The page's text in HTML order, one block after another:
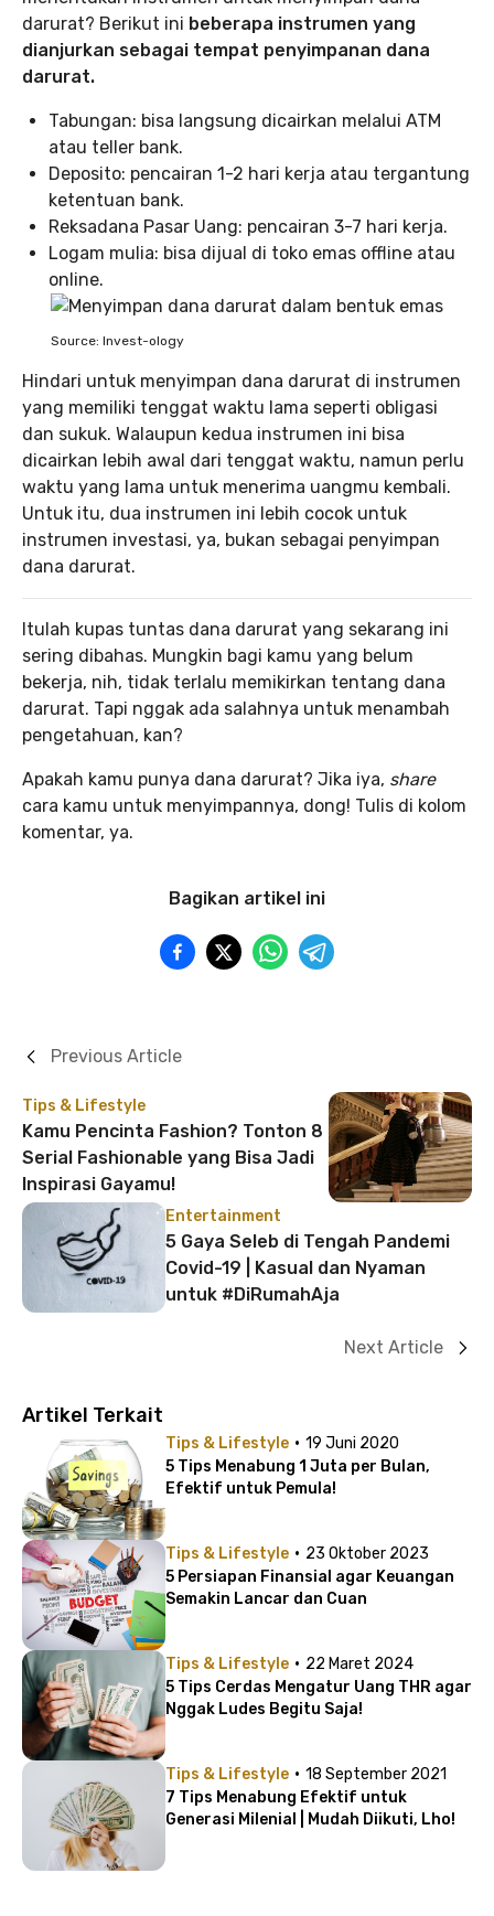
darurat? Berikut ini beberapa instrumen yang
dianjurkan sebagai tempat penyimpanan dana
darurat.
Tabungan: bisa langsung dicairkan melalui ATM
atau teller bank.
Deposito: pencairan 1-2 hari kerja atau tergantung
ketentuan bank.
Reksadana Pasar Uang: pencairan 3-7 hari kerja.
Logam mulia: bisa dijual di toko emas offline atau
online.
Source: Invest-ology
Hindari untuk menyimpan dana darurat di instrumen
yang memiliki tenggat waktu lama seperti obligasi
dan sukuk. Walaupun kedua instrumen ini bisa
dicairkan lebih awal dari tenggat waktu, namun perlu
waktu yang lama untuk menerima uangmu kembali.
Untuk itu, dua instrumen ini lebih cocok untuk
instrumen investasi, ya, bukan sebagai penyimpan
dana darurat.
Itulah kupas tuntas dana darurat yang sekarang ini
sering dibahas. Mungkin bagi kamu yang belum
bekerja, nih, tidak terlalu memikirkan tentang dana
darurat. Tapi nggak ada salahnya untuk menambah
pengetahuan, kan?
Apakah kamu punya dana darurat? Jika iya, share
cara kamu untuk menyimpannya, dong! Tulis di kolom
komentar, ya.
Bagikan artikel ini
Tips & Lifestyle
Kamu Pencinta Fashion? Tonton 8
Serial Fashionable yang Bisa Jadi
Inspirasi Gayamu!
Previous Article
Entertainment
5 Gaya Seleb di Tengah Pandemi
Covid-19 | Kasual dan Nyaman
untuk #DiRumahAja
Next Article
Artikel Terkait
Tips & Lifestyle · 19 Juni 2020
5 Tips Menabung 1 Juta per Bulan,
Efektif untuk Pemula!
Tips & Lifestyle · 23 Oktober 2023
5 Persiapan Finansial agar Keuangan
Semakin Lancar dan Cuan
Tips & Lifestyle · 22 Maret 2024
5 Tips Cerdas Mengatur Uang THR agar
Nggak Ludes Begitu Saja!
Tips & Lifestyle · 18 September 2021
7 Tips Menabung Efektif untuk
Generasi Milenial | Mudah Diikuti, Lho!